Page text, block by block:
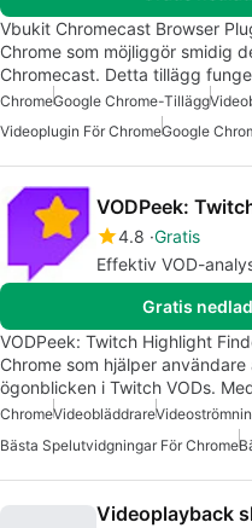
Vbukit Chromecast Browser
Chrome som möjliggör smidig
Chromecast. Detta tillägg
ChromeGoogle Chrome-Tillägg
Videoplugin För ChromeGoogle
VODPeek:
4.8 Gratis
Effektiv VOD-
Gratis
VODPeek: Twitch Highlight
Chrome som hjälper
ögonblicken i Twitch VODs.
ChromeVideobläddrare
Bästa Spelutvidgningar För Chrome
Videoplayback